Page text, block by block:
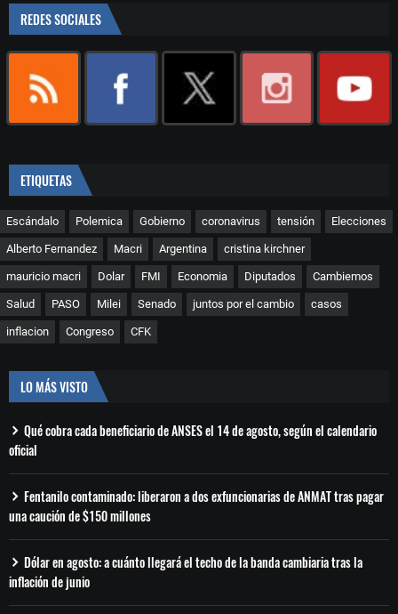
REDES SOCIALES
ETIQUETAS
Escándalo Polemica Gobierno coronavirus tensión Elecciones
Alberto Fernandez Macri Argentina cristina kirchner
mauricio macri Dolar FMI Economia Diputados Cambiemos
Salud PASO Milei Senado juntos por el cambio casos
inflacion Congreso CFK
LO MÁS VISTO
Qué cobra cada beneficiario de ANSES el 14 de agosto, según el calendario
oficial
Fentanilo contaminado: liberaron a dos exfuncionarias de ANMAT tras pagar
una caución de $150 millones
Dólar en agosto: a cuánto llegará el techo de la banda cambiaria tras la
inflación de junio